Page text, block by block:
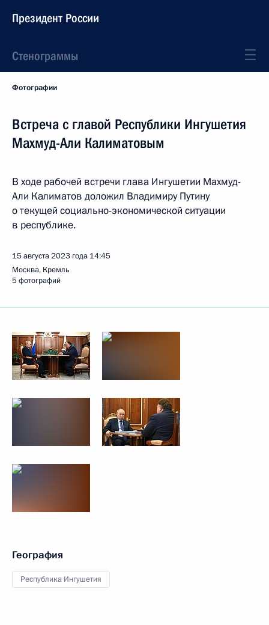
Президент России
Стенограммы
Фотографии
Встреча с главой Республики Ингушетия
Махмуд-Али Калиматовым
В ходе рабочей встречи глава Ингушетии Махмуд-
Али Калиматов доложил Владимиру Путину
о текущей социально-экономической ситуации
в республике.
15 августа 2023 года 14:45
Москва, Кремль
5 фотографий
География
Республика Ингушетия